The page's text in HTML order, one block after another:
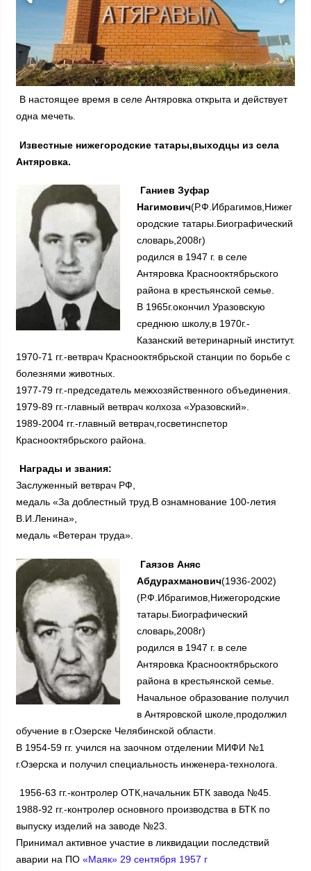
В настоящее время в селе Антяровка открыта и действует
одна мечеть.
Известные нижегородские татары,выходцы из села
Антяровка.
Ганиев Зуфар
Нагимович(Р.Ф.Ибрагимов,Нижег
ородские татары.Биографический
словарь,2008г)
родился в 1947 г. в селе
Антяровка Краснооктябрьского
района в крестьянской семье.
В 1965г.окончил Уразовскую
среднюю школу,в 1970г.-
Казанский ветеринарный институт.
1970-71 гг.-ветврач Краснооктябрьской станции по борьбе с
болезнями животных.
1977-79 гг.-председатель межхозяйственного объединения.
1979-89 гг.-главный ветврач колхоза «Уразовский».
1989-2004 гг.-главный ветврач,госветинспетор
Краснооктябрьского района.
Награды и звания:
Заслуженный ветврач РФ,
медаль «За доблестный труд.В ознамнование 100-летия
В.И.Ленина»,
медаль «Ветеран труда».
Гаязов Аняс
Абдурахманович(1936-2002)
(Р.Ф.Ибрагимов,Нижегородские
татары.Биографический
словарь,2008г)
родился в 1947 г. в селе
Антяровка Краснооктябрьского
района в крестьянской семье.
Начальное образование получил
в Антяровской школе,продолжил
обучение в г.Озерске Челябинской области.
В 1954-59 гг. учился на заочном отделении МИФИ №1
г.Озерска и получил специальность инженера-технолога.
1956-63 гг.-контролер ОТК,начальник БТК завода №45.
1988-92 гг.-контролер основного производства в БТК по
выпуску изделий на заводе №23.
Принимал активное участие в ликвидации последствий
аварии на ПО «Маяк» 29 сентября 1957 г